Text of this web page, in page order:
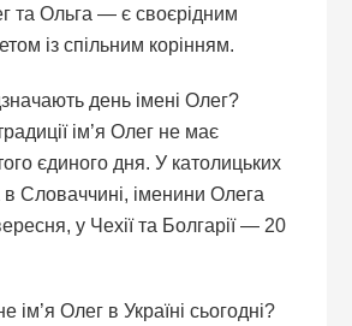
та Ольга — є своєрідним
із спільним корінням.
день імені Олег?
ім’я Олег не має
єдиного дня. У католицьких
в Словаччині, іменини Олега
у Чехії та Болгарії — 20
ім’я Олег в Україні сьогодні?